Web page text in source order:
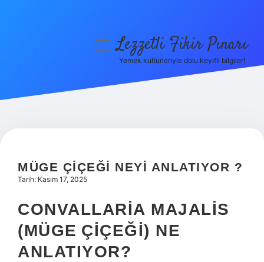
Hakkımızda
menüyüLezzetli Fikir Pınarı
Yemek kültürleriyle dolu keyifli bilgiler!
MÜGE ÇIÇEĞI NEYI ANLATIYOR ?
Tarih: Kasım 17, 2025
CONVALLARIA MAJALIS
(MÜGE ÇIÇEĞI) NE
ANLATIYOR?